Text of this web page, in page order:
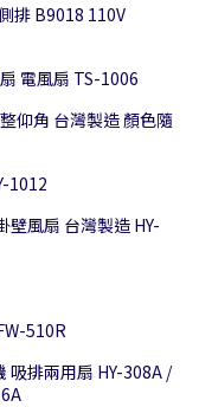
排 B9018 110V
電風扇 TS-1006
仰角 台灣製造 顏色隨
1012
壁風扇 台灣製造 HY-
510R
排兩用扇 HY-308A /